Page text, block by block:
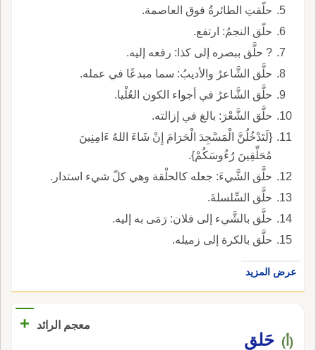
حلّقتِ الطائرةُ فوق العاصمة.
حلّق النجمُ: ارتفع.
? حلَّق ببصره إلى كذا: رفعه إليه.
حلَّق الشَّاعرُ والأديبُ: سما مبدعًا في عمله.
حلَّق الشَّاعرُ في أجواء الكون العُلْيا.
حلَّق الشَّعْرَ: بالغ في إزالته.
{لَتَدْخُلُنَّ الْمَسْجِدَ الْحَرَامَ إِنْ شَاءَ اللهُ ءَامِنِينَ
مُحَلِّقِينَ رُءُوسَكُمْ}.
حلَّق الشَّيءَ: جعله كالحلْقة وهي كلّ شيء استدار.
حلَّق السِّلسلةَ.
حلَّق بالشَّيء إلى فلان: رَمَى به إليه.
حلَّق بالكرة إلى زميله.
عرض المزيد
معجم الرائد +
(أ) حَلق